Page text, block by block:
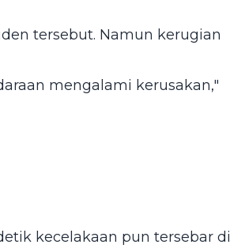
tersebut. Namun kerugian
mengalami kerusakan,"
kecelakaan pun tersebar di